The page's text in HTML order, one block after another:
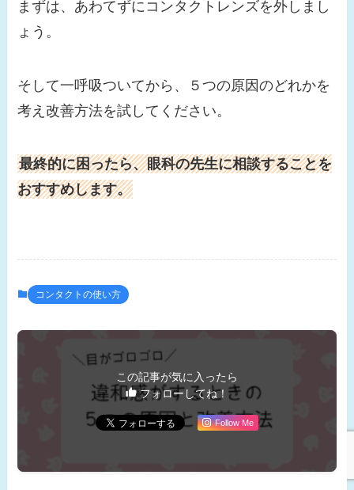
まずは、あわてずにコンタクトレンズを外しまし
ょう。
そして一呼吸ついてから、５つの原因のどれかを
考え改善方法を試してください。
最終的に困ったら、眼科の先生に相談することを
おすすめします。
コンタクトの使い方
この記事が気に入ったら
フォローしてね！
Follow Me